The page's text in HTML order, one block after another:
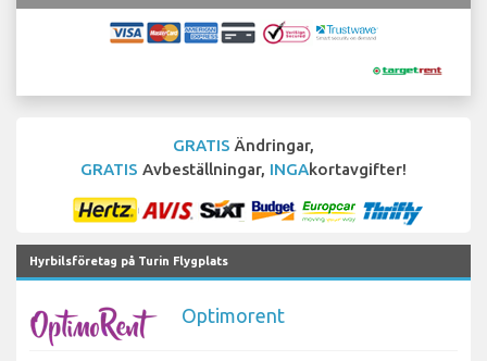
GRATIS Ändringar,
GRATIS Avbeställningar, INGAkortavgifter!
Hyrbilsföretag på Turin Flygplats
Optimorent